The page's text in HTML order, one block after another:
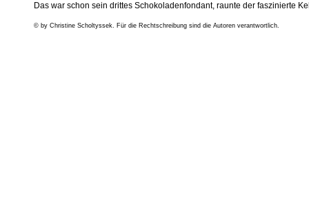
Das war schon sein drittes Schokoladenfondant, raunte der faszinierte
© by Christine Scholtyssek. Für die Rechtschreibung sind die Autoren verantwortlich.